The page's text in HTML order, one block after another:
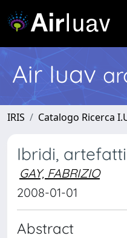
Air Iuav
IRIS Catalogo Ricerca
Ibridi,
GAY, FABRIZIO
2008-01-01
Abstract